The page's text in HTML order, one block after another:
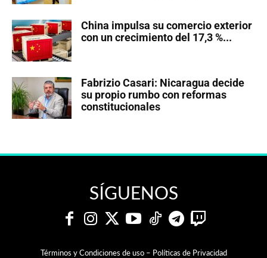
China impulsa su comercio exterior
con un crecimiento del 17,3 %...
Fabrizio Casari: Nicaragua decide
su propio rumbo con reformas
constitucionales
SÍGUENOS
Términos y Condiciones de uso – Políticas de Privacidad